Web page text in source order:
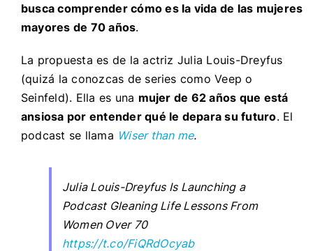
busca comprender cómo es la vida de las mujeres
mayores de 70 años.
La propuesta es de la actriz Julia Louis-Dreyfus
(quizá la conozcas de series como Veep o
Seinfeld). Ella es una mujer de 62 años que está
ansiosa por entender qué le depara su futuro. El
podcast se llama Wiser than me.
Julia Louis-Dreyfus Is Launching a
Podcast Gleaning Life Lessons From
Women Over 70
https://t.co/FiQRdOcyab